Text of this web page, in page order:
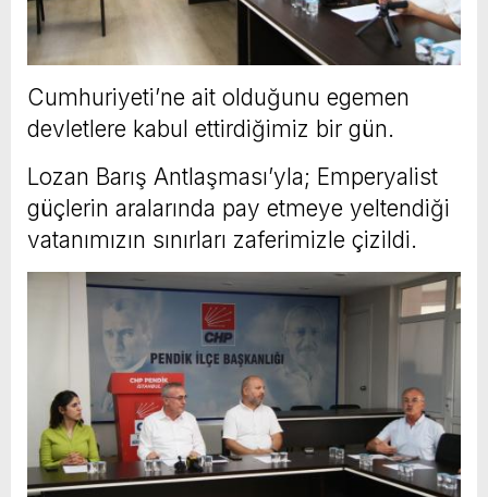
Cumhuriyeti’ne ait olduğunu egemen
devletlere kabul ettirdiğimiz bir gün.
Lozan Barış Antlaşması’yla; Emperyalist
güçlerin aralarında pay etmeye yeltendiği
vatanımızın sınırları zaferimizle çizildi.